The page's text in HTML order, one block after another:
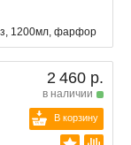
1200мл, фарфор
2 460 р.
в наличии
В корзину